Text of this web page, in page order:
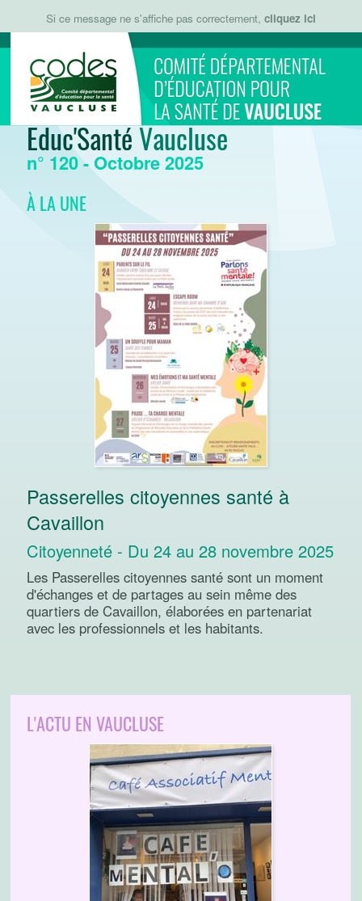
Si ce message ne s'affiche pas correctement, cliquez ici
Educ'SantéVaucluse
n° 120 - Octobre 2025
À LA UNE
Passerelles citoyennes santé à
Cavaillon
Citoyenneté - Du 24 au 28 novembre 2025
Les Passerelles citoyennes santé sont un moment
d'échanges et de partages au sein même des
quartiers de Cavaillon, élaborées en partenariat
avec les professionnels et les habitants.
L'ACTU EN VAUCLUSE